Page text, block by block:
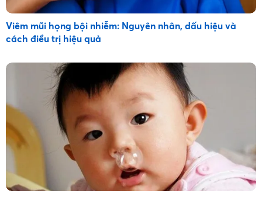
Viêm mũi họng bội nhiễm: Nguyên nhân, dấu hiệu và
cách điều trị hiệu quả